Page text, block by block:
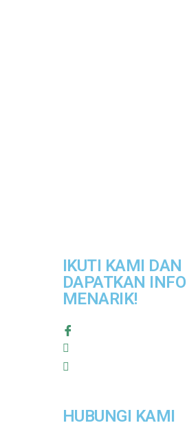
IKUTI KAMI DAN
DAPATKAN INFO
MENARIK!
HUBUNGI KAMI